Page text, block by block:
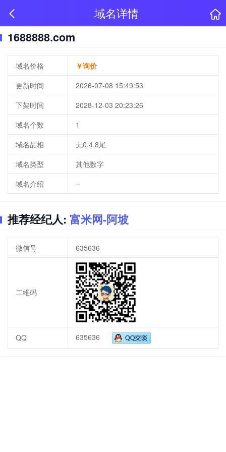
域名详情
1688888.com
域名价格
￥询价
更新时间
2026-07-08 15:49:53
下架时间
2028-12-03 20:23:26
域名个数
1
域名品相
无0,4,8尾
域名类型
其他数字
域名介绍
--
推荐经纪人: 富米网-阿坡
微信号 635636
二维码
QQ 635636